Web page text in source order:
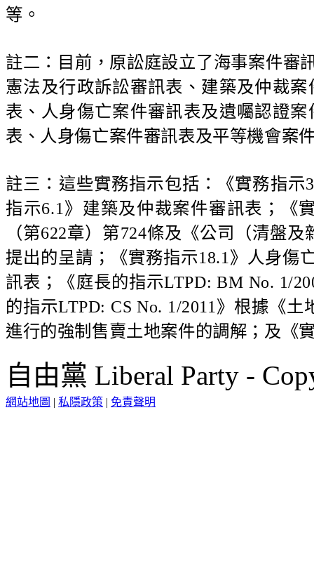
等。
註二：目前，原訟庭設立了海事案件審
憲法及行政訴訟審訊表、建築及仲裁
表、人身傷亡案件審訊表及遺囑認證
表、人身傷亡案件審訊表及平等機會案
註三：這些實務指示包括：《實務指示
指示6.1》建築及仲裁案件審訊表；《
（第622章）第724條及《公司（清盤
提出的呈請；《實務指示18.1》人身傷
訊表；《庭長的指示LTPD: BM No. 1/
的指示LTPD: CS No. 1/2011》根據《
進行的強制售賣土地案件的調解；及《
自由黨 Liberal Party -
網站地圖 | 私隱政策 | 免責聲明